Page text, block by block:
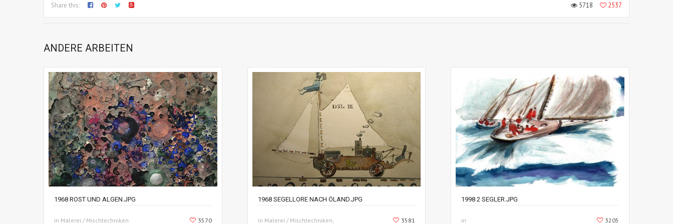
Share this: 5718 2537
ANDERE ARBEITEN
1968 ROST UND ALGEN.JPG
in Malerei / Mischtechniken 3570
1968 SEGELLORE NACH ÖLAND.JPG
in Malerei / Mischtechniken, 3581
1998 2 SEGLER.JPG
in 3205